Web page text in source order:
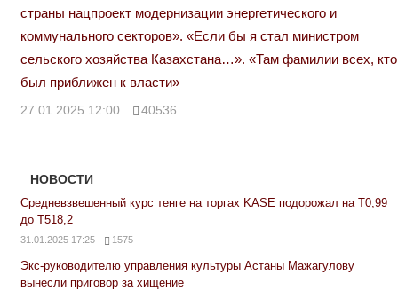
страны нацпроект модернизации энергетического и
коммунального секторов». «Если бы я стал министром
сельского хозяйства Казахстана…». «Там фамилии всех, кто
был приближен к власти»
27.01.2025 12:00 40536
НОВОСТИ
Средневзвешенный курс тенге на торгах KASE подорожал на Т0,99
до Т518,2
31.01.2025 17:25 1575
Экс-руководителю управления культуры Астаны Мажагулову
вынесли приговор за хищение